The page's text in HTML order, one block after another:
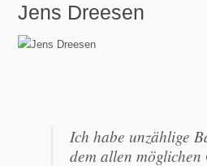
Online Mastering
Jens Dreesen
Ich habe unzählige
dem allen möglichen